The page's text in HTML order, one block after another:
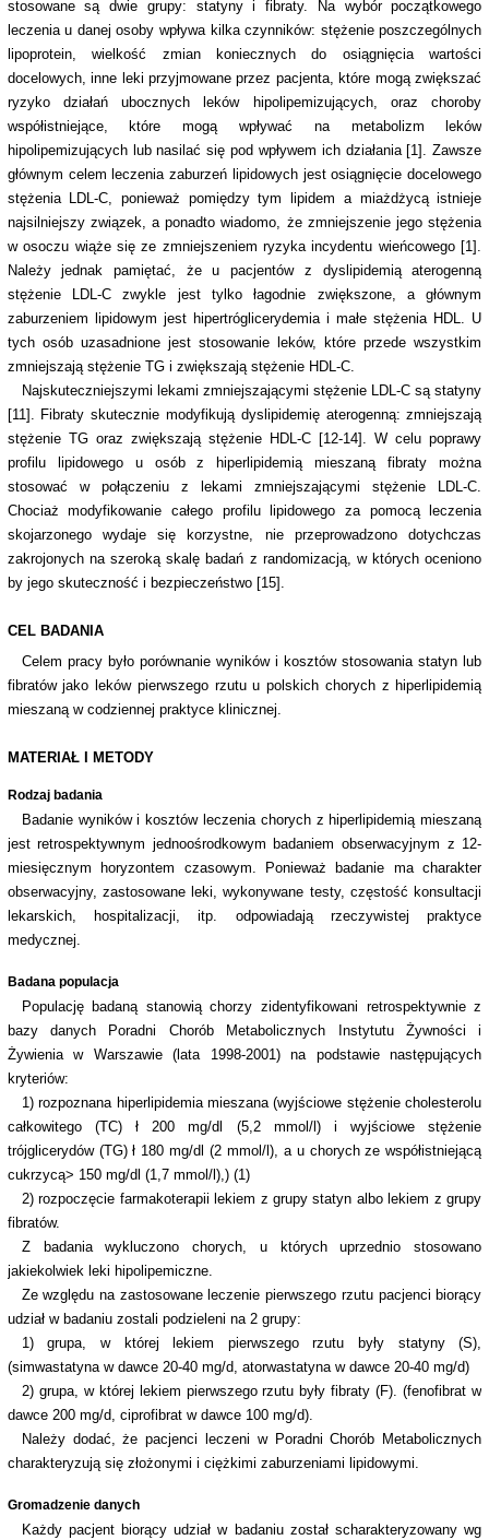
stosowane są dwie grupy: statyny i fibraty. Na wybór początkowego
leczenia u danej osoby wpływa kilka czynników: stężenie poszczególnych
lipoprotein, wielkość zmian koniecznych do osiągnięcia wartości
docelowych, inne leki przyjmowane przez pacjenta, które mogą zwiększać
ryzyko działań ubocznych leków hipolipemizujących, oraz choroby
współistniejące, które mogą wpływać na metabolizm leków
hipolipemizujących lub nasilać się pod wpływem ich działania [1]. Zawsze
głównym celem leczenia zaburzeń lipidowych jest osiągnięcie docelowego
stężenia LDL-C, ponieważ pomiędzy tym lipidem a miażdżycą istnieje
najsilniejszy związek, a ponadto wiadomo, że zmniejszenie jego stężenia
w osoczu wiąże się ze zmniejszeniem ryzyka incydentu wieńcowego [1].
Należy jednak pamiętać, że u pacjentów z dyslipidemią aterogenną
stężenie LDL-C zwykle jest tylko łagodnie zwiększone, a głównym
zaburzeniem lipidowym jest hipertróglicerydemia i małe stężenia HDL. U
tych osób uzasadnione jest stosowanie leków, które przede wszystkim
zmniejszają stężenie TG i zwiększają stężenie HDL-C.
Najskuteczniejszymi lekami zmniejszającymi stężenie LDL-C są statyny
[11]. Fibraty skutecznie modyfikują dyslipidemię aterogenną: zmniejszają
stężenie TG oraz zwiększają stężenie HDL-C [12-14]. W celu poprawy
profilu lipidowego u osób z hiperlipidemią mieszaną fibraty można
stosować w połączeniu z lekami zmniejszającymi stężenie LDL-C.
Chociaż modyfikowanie całego profilu lipidowego za pomocą leczenia
skojarzonego wydaje się korzystne, nie przeprowadzono dotychczas
zakrojonych na szeroką skalę badań z randomizacją, w których oceniono
by jego skuteczność i bezpieczeństwo [15].
CEL BADANIA
Celem pracy było porównanie wyników i kosztów stosowania statyn lub
fibratów jako leków pierwszego rzutu u polskich chorych z hiperlipidemią
mieszaną w codziennej praktyce klinicznej.
MATERIAŁ I METODY
Rodzaj badania
Badanie wyników i kosztów leczenia chorych z hiperlipidemią mieszaną
jest retrospektywnym jednoośrodkowym badaniem obserwacyjnym z 12-
miesięcznym horyzontem czasowym. Ponieważ badanie ma charakter
obserwacyjny, zastosowane leki, wykonywane testy, częstość konsultacji
lekarskich, hospitalizacji, itp. odpowiadają rzeczywistej praktyce
medycznej.
Badana populacja
Populację badaną stanowią chorzy zidentyfikowani retrospektywnie z
bazy danych Poradni Chorób Metabolicznych Instytutu Żywności i
Żywienia w Warszawie (lata 1998-2001) na podstawie następujących
kryteriów:
1) rozpoznana hiperlipidemia mieszana (wyjściowe stężenie cholesterolu
całkowitego (TC)ł 200 mg/dl (5,2 mmol/l) i wyjściowe stężenie
trójglicerydów (TG)ł 180 mg/dl (2 mmol/l), a u chorych ze współistniejącą
cukrzycą> 150 mg/dl (1,7 mmol/l),) (1)
2) rozpoczęcie farmakoterapii lekiem z grupy statyn albo lekiem z grupy
fibratów.
Z badania wykluczono chorych, u których uprzednio stosowano
jakiekolwiek leki hipolipemiczne.
Ze względu na zastosowane leczenie pierwszego rzutu pacjenci biorący
udział w badaniu zostali podzieleni na 2 grupy:
1) grupa, w której lekiem pierwszego rzutu były statyny (S),
(simwastatyna w dawce 20-40 mg/d, atorwastatyna w dawce 20-40 mg/d)
2) grupa, w której lekiem pierwszego rzutu były fibraty (F). (fenofibrat w
dawce 200 mg/d, ciprofibrat w dawce 100 mg/d).
Należy dodać, że pacjenci leczeni w Poradni Chorób Metabolicznych
charakteryzują się złożonymi i ciężkimi zaburzeniami lipidowymi.
Gromadzenie danych
Każdy pacjent biorący udział w badaniu został scharakteryzowany wg